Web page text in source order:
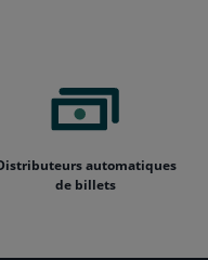
automatiques
de billets